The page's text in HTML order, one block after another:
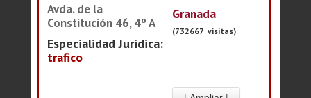
Avda. de la
Constitución 46, 4º A
Especialidad Juridica:
trafico
Granada
(732667 visitas)